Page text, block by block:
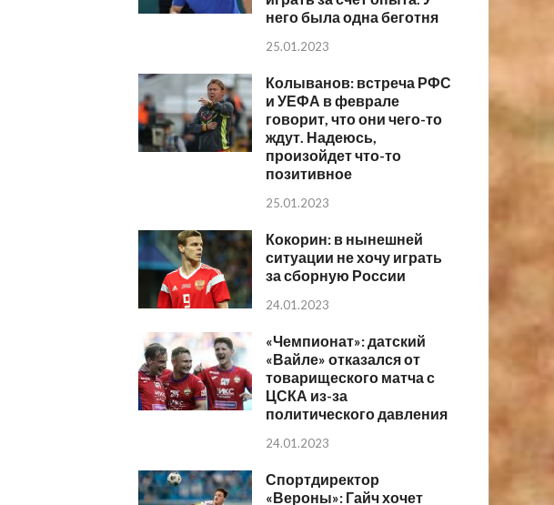
него была одна беготня
25.01.2023
Колыванов: встреча РФС
и УЕФА в феврале
говорит, что они чего-то
ждут. Надеюсь,
произойдет что-то
позитивное
25.01.2023
Кокорин: в нынешней
ситуации не хочу играть
за сборную России
24.01.2023
«Чемпионат»: датский
«Вайле» отказался от
товарищеского матча с
ЦСКА из-за
политического давления
24.01.2023
Спортдиректор
«Вероны»: Гайч хочет